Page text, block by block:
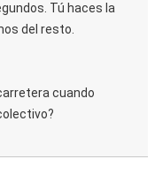
Tú haces la
del resto.
cuando